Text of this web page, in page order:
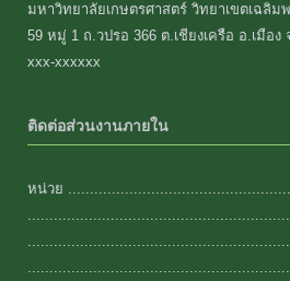
มหาวิทยาลัยเกษตรศาสตร์ วิทยาเขตเฉลิม
59 หมู่ 1 ถ.วปรอ 366 ต.เชียงเครือ อ.เมือ
xxx-xxxxxx
ติดต่อส่วนงานภายใน
หน่วย